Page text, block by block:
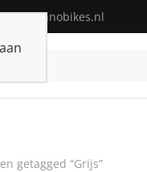
info@innobikes.nl
getagged “Grijs”